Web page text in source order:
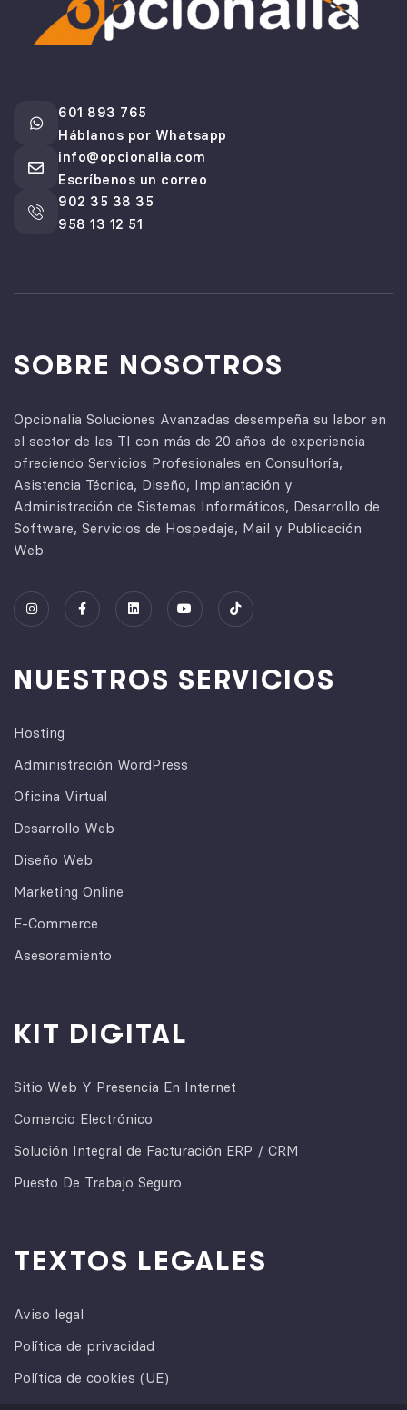
601 893 765
Háblanos por Whatsapp
info@opcionalia.com
Escríbenos un correo
902 35 38 35
958 13 12 51
SOBRE NOSOTROS
Opcionalia Soluciones Avanzadas desempeña su labor en
el sector de las TI con más de 20 años de experiencia
ofreciendo Servicios Profesionales en Consultoría,
Asistencia Técnica, Diseño, Implantación y
Administración de Sistemas Informáticos, Desarrollo de
Software, Servicios de Hospedaje, Mail y Publicación
Web
NUESTROS SERVICIOS
Hosting
Administración WordPress
Oficina Virtual
Desarrollo Web
Diseño Web
Marketing Online
E-Commerce
Asesoramiento
KIT DIGITAL
Sitio Web Y Presencia En Internet
Comercio Electrónico
Solución Integral de Facturación ERP / CRM
Puesto De Trabajo Seguro
TEXTOS LEGALES
Aviso legal
Política de privacidad
Política de cookies (UE)